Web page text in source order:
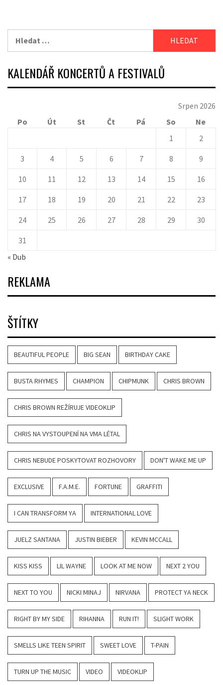
KALENDÁŘ KONCERTŮ A FESTIVALŮ
Srpen 2026
Po
Út St Čt Pá So
Ne
1
2
3 4 5 6 7 8 9
10 11 12 13 14 15 16
17 18 19 20 21 22 23
24 25 26 27 28 29 30
31
« Dub
REKLAMA
ŠTÍTKY
BEAUTIFUL PEOPLE BIG SEAN BIRTHDAY CAKE
BUSTA RHYMES CHAMPION CHIPMUNK CHRIS BROWN
CHRIS BROWN REŽÍRUJE VIDEOKLIP
CHRIS NA VYSTOUPENÍ NA VMA LÉTAL
CHRIS NEBUDE POSKYTOVAT ROZHOVORY DON'T WAKE ME UP
EXCLUSIVE F.A.M.E. FORTUNE GRAFFITI
I CAN TRANSFORM YA INTERNATIONAL LOVE
JUELZ SANTANA JUSTIN BIEBER KEVIN MCCALL
KISS KISS LIL WAYNE LOOK AT ME NOW NEXT 2 YOU
NEXT TO YOU NICKI MINAJ NIRVANA PROTECT YA NECK
RIGHT BY MY SIDE RIHANNA RUN IT! SLIGHT WORK
SMELLS LIKE TEEN SPIRIT SWEET LOVE T-PAIN
TURN UP THE MUSIC VIDEO VIDEOKLIP